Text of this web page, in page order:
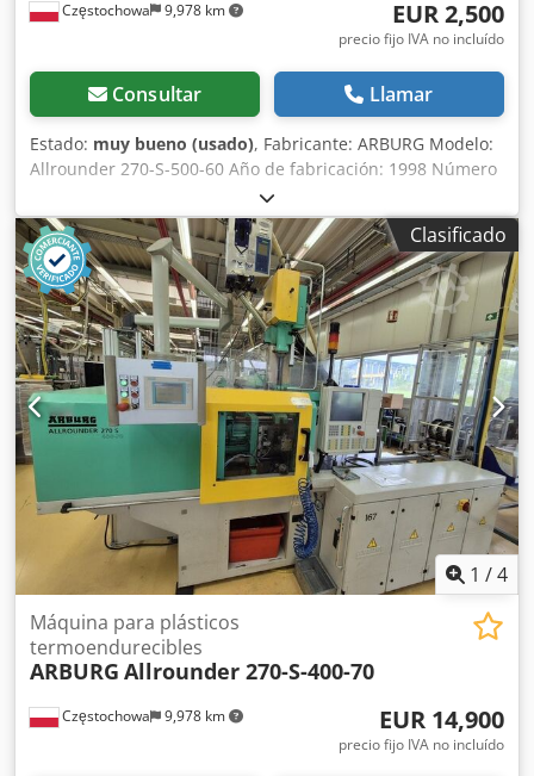
valores reales • Boosten (activación de las boquillas de
canal caliente con aumento de temperatura) -
parámetros de arranque (ajuste de ciclos con otros
parámetros en lugar de los parámetros de producción) •
Combinación de enchufes: 1 x CEE y 1 x Schuko •
Distribuidor de enchufes: (3 x CEE y 3 x Schuko) • 12
circuitos de control de calefacción eléctricos, cada uno de
2 kW (230 V) • Potencia aumentada para los circuitos de
control de calefacción 1-6, a 3,5 kW / 230 V cada uno •
Sistemas conectados (CPU Ethernet, preparado para el 4º
servicio - mantenimiento remoto) • Interfaz de robot
Euromap 67 • Interfaz de coloración • Multilift Select /
Montaje transversal, capacidad de manipulación de 6 kg •
3 ejes CNC que pueden moverse simultáneamente /
Incluye válvula neumática / equipo de vacío y eje C (eje de
inclinación) • Control neumático • Accionamientos
servoeléctricos para los ejes X, Y y Z • Recorrido: z-1400
mm / X-400 mm / y-800 mm / c-eje de inclinación
neumático, 0-90°, 13 Nm / Peso 1,2 kg • Con equipamiento
especial • Eje X ampliado a 600 mm / Eje Y ampliado a 1000
mm / Eje C con topes finales monitorizados • Altura de
Częstochowa 9,978 km EUR 2,500
precio fijo IVA no incluído
Consultar Llamar
Estado: muy bueno (usado), Fabricante: ARBURG Modelo:
Allrounder 270-S-500-60 Año de fabricación: 1998 Número
de serie: 173062 Sistema de control: Arburg Selogica
Diámetro del husillo: 18 mm Dcodpfsx Eiq Hox Agfsk
Clasificado
1 /4
Częstochowa 9,978 km
Máquina para plásticos
termoendurecibles
ARBURG Allrounder 270-S-400-70
EUR 14,900
precio fijo IVA no incluído